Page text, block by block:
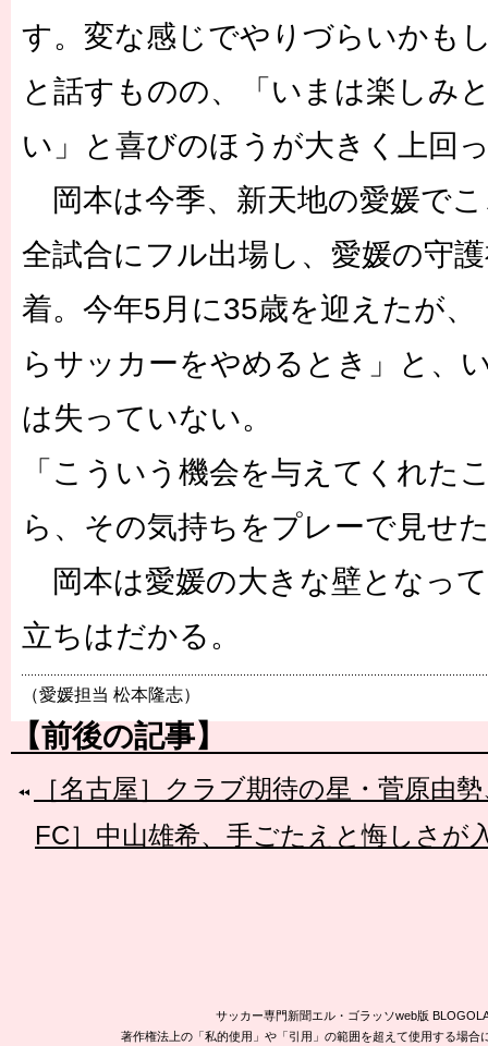
す。変な感じでやりづらいかも
と話すものの、「いまは楽しみ
い」と喜びのほうが大きく上回
岡本は今季、新天地の愛媛で
全試合にフル出場し、愛媛の守
着。今年5月に35歳を迎えたが
らサッカーをやめるとき」と、
は失っていない。
「こういう機会を与えてくれた
ら、その気持ちをプレーで見せ
岡本は愛媛の大きな壁となっ
立ちはだかる。
（愛媛担当 松本隆志）
【前後の記事】
［名古屋］クラブ期待の星・菅原由
FC］中山雄希、手ごたえと悔しさが
サッカー専門新聞エル・ゴラッソweb版
著作権法上の「私的使用」や「引用」の範囲を超えて使用する場